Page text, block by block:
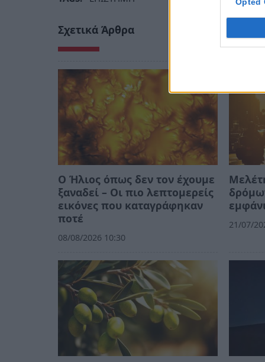
Σχετικά Άρθρα
Ο Ήλιος όπως δεν τον έχουμε
ξαναδεί – Οι πιο λεπτομερείς
εικόνες που καταγράφηκαν
ποτέ
08/08/2026 10:30
21/07/